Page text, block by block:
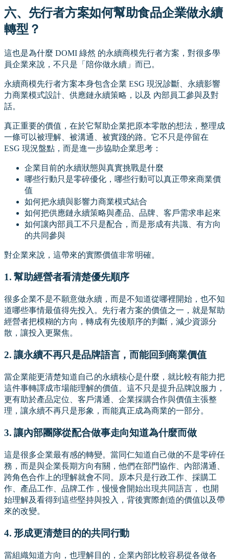
六、先行者方案如何幫助食品企業做永續
轉型？
這也是為什麼 DOMI 綠然 的永續商模先行者方案，對很多學
員企業來說，不只是「陪你做永續」而已。
永續商模先行者方案本身包含企業 ESG 現況診斷、永續影響
力商業模式設計、供應鏈永續策略，以及 內部員工參與及對
話。
真正重要的價值，在於它幫助企業把原本零散的想法，整理成
一條可以被理解、被溝通、被實踐的路。它不只是停留在
ESG 現況盤點，而是進一步協助企業思考：
企業目前的永續狀態與真實挑戰是什麼
哪些行動只是零碎優化，哪些行動可以真正帶來商業價
值
如何把永續與影響力商業模式結合
如何把供應鏈永續策略與產品、品牌、客戶需求串起來
如何讓內部員工不只是配合，而是形成有共識、有方向
的共同參與
對企業來說，這帶來的實際價值非常明確。
1. 幫助經營者看清楚優先順序
很多企業不是不願意做永續，而是不知道從哪裡開始，也不知
道哪些事情最值得先投入。先行者方案的價值之一，就是幫助
經營者把模糊的方向，轉成有先後順序的判斷，減少資源分
散，讓投入更聚焦。
2. 讓永續不再只是品牌語言，而能回到商業價值
當企業能更清楚知道自己的永續核心是什麼，就比較有能力把
這件事轉譯成市場能理解的價值。這不只是提升品牌說服力，
更有助於產品定位、客戶溝通、企業採購合作與價值主張整
理，讓永續不再只是形象，而能真正成為商業的一部分。
3. 讓內部團隊從配合做事走向知道為什麼而做
這是很多企業最有感的轉變。當同仁知道自己做的不是零碎任
務，而是與企業長期方向有關，他們在部門協作、內部溝通、
跨角色合作上的理解就會不同。原本只是行政工作、採購工
作、產品工作、品牌工作，慢慢會開始出現共同語言， 也開
始理解及看得到這些堅持與投入，背後實際創造的價值以及帶
來的改變。
4. 形成更清楚目的的共同行動
當組織知道方向，也理解目的，企業內部比較容易從各做各